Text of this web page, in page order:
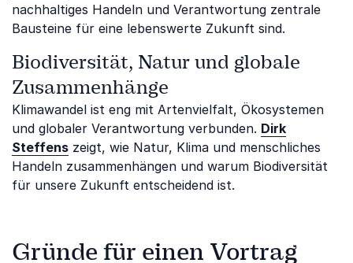
nachhaltiges Handeln und Verantwortung zentrale
Bausteine für eine lebenswerte Zukunft sind.
Biodiversität, Natur und globale
Zusammenhänge
Klimawandel ist eng mit Artenvielfalt, Ökosystemen
und globaler Verantwortung verbunden. Dirk
Steffens zeigt, wie Natur, Klima und menschliches
Handeln zusammenhängen und warum Biodiversität
für unsere Zukunft entscheidend ist.
Gründe für einen Vortrag